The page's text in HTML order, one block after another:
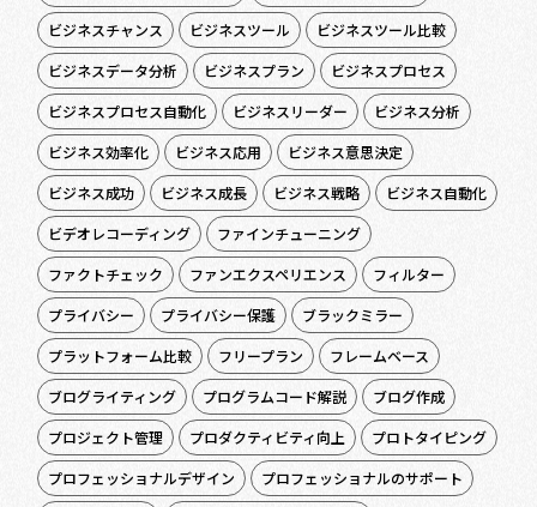
ビジネスチャンス
ビジネスツール
ビジネスツール比較
ビジネスデータ分析
ビジネスプラン
ビジネスプロセス
ビジネスプロセス自動化
ビジネスリーダー
ビジネス分析
ビジネス効率化
ビジネス応用
ビジネス意思決定
ビジネス成功
ビジネス成長 ビジネス戦略
ビジネス自動化
ビデオレコーディング
ファインチューニング
ファクトチェック
ファンエクスペリエンス
フィルター
プライバシー
プライバシー保護
ブラックミラー
プラットフォーム比較
フリープラン
フレームベース
ブログライティング
プログラムコード解説
ブログ作成
プロジェクト管理
プロダクティビティ向上
プロトタイピング
プロフェッショナルデザイン
プロフェッショナルのサポート